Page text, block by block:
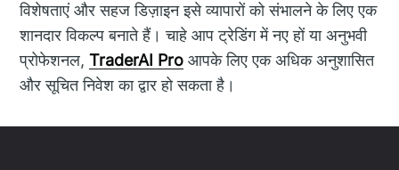
विशेषताएं और सहज डिज़ाइन इसे व्यापारों को संभालने के लिए एक
शानदार विकल्प बनाते हैं। चाहे आप ट्रेडिंग में नए हों या अनुभवी
प्रोफेशनल,TraderAI Pro आपके लिए एक अधिक अनुशासित
और सूचित निवेश का द्वार हो सकता है।